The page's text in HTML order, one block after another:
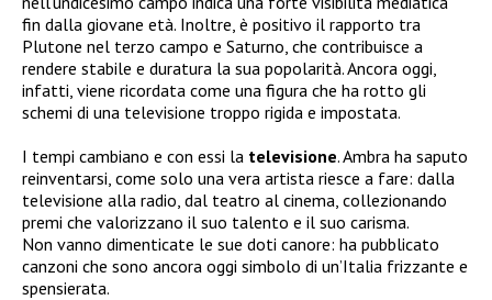
fin dalla giovane età. Inoltre, è positivo il rapporto tra
Plutone nel terzo campo e Saturno, che contribuisce a
rendere stabile e duratura la sua popolarità. Ancora oggi,
infatti, viene ricordata come una figura che ha rotto gli
schemi di una televisione troppo rigida e impostata.
I tempi cambiano e con essi la televisione. Ambra ha saputo
reinventarsi, come solo una vera artista riesce a fare: dalla
televisione alla radio, dal teatro al cinema, collezionando
premi che valorizzano il suo talento e il suo carisma.
Non vanno dimenticate le sue doti canore: ha pubblicato
canzoni che sono ancora oggi simbolo di un’Italia frizzante e
spensierata.